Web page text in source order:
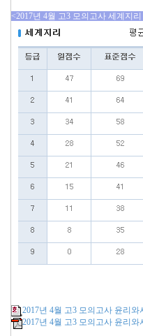
<2017년 4월 고3 모의고사 세계지
2017년 4월 고3 모의고사 윤리와
2017년 4월 고3 모의고사 윤리와